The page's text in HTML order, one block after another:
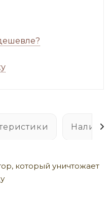
который уничтожает